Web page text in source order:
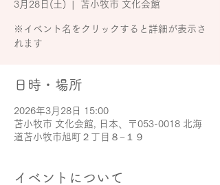
3月28日(土) 苫小牧市 文化会館
※イベント名をクリックすると詳細が表示さ
れます
日時・場所
2026年3月28日 15:00
苫小牧市 文化会館, 日本、〒053-0018 北海
道苫小牧市旭町２丁目８−１９
イベントについて